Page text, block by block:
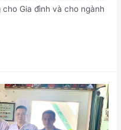
Gia đình và cho ngành